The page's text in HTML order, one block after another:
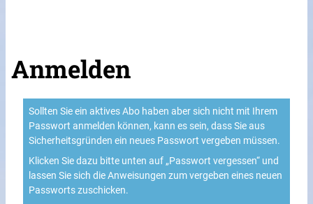
Anmelden
Sollten Sie ein aktives Abo haben aber sich nicht mit Ihrem
Passwort anmelden können, kann es sein, dass Sie aus
Sicherheitsgründen ein neues Passwort vergeben müssen.
Klicken Sie dazu bitte unten auf „Passwort vergessen“ und
lassen Sie sich die Anweisungen zum vergeben eines neuen
Passworts zuschicken.